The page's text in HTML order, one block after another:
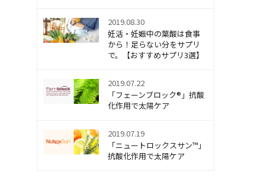
2019.08.30
妊活・妊娠中の葉酸は食事
から！足らない分をサプリ
で。【おすすめサプリ3選】
2019.07.22
「フェーンブロック®」抗酸
化作用で太陽ケア
2019.07.19
「ニュートロックスサン™」
抗酸化作用で太陽ケア